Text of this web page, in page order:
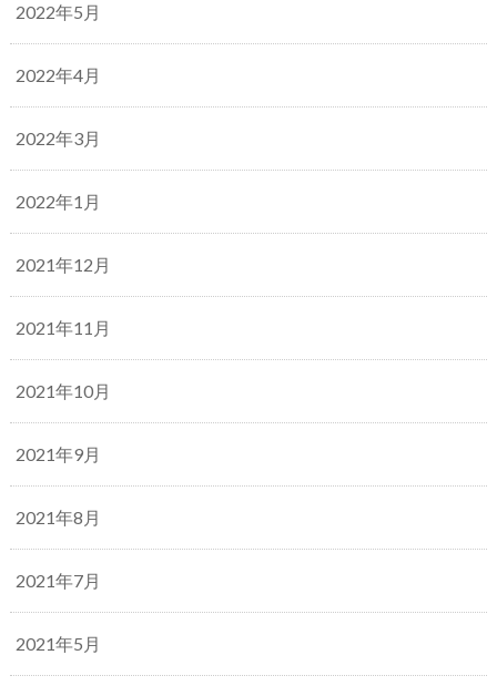
2022年5月
2022年4月
2022年3月
2022年1月
2021年12月
2021年11月
2021年10月
2021年9月
2021年8月
2021年7月
2021年5月